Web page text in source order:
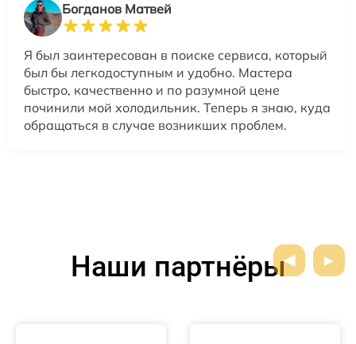
Богданов Матвей
Я был заинтересован в поиске сервиса, который
был бы легкодоступным и удобно. Мастера
быстро, качественно и по разумной цене
починили мой холодильник. Теперь я знаю, куда
обращаться в случае возникших проблем.
Наши партнёры